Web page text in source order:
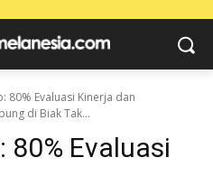
80% Evaluasi Kinerja dan
di Biak Tak...
Evaluasi